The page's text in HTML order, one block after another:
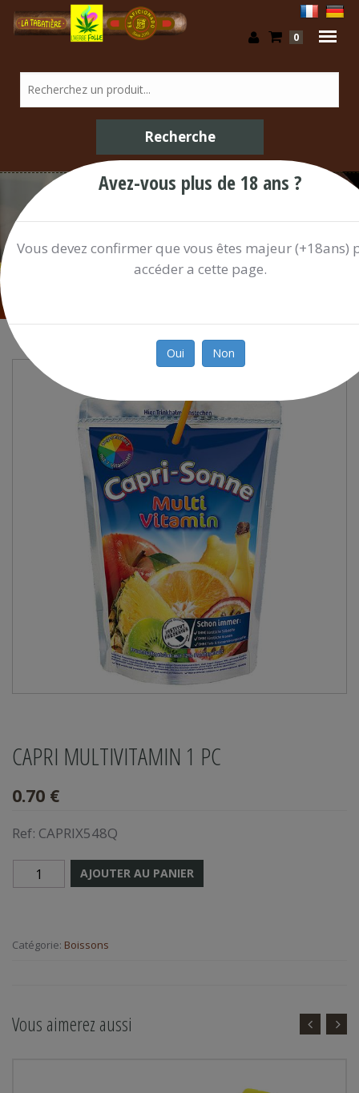
0
Boissons / Shop
CAPRI MULTIVITAMIN 1 PC
0.70 €
Ref: CAPRIX548Q
AJOUTER AU PANIER
Catégorie: Boissons
Vous aimerez aussi
Avez-vous plus de 18 ans ?
Vous devez confirmer que vous êtes majeur (+18ans)
accéder a cette page.
Oui Non